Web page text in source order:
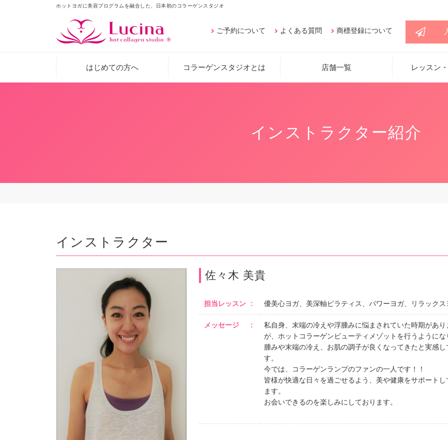
ホットヨガに美容プログラムを融合した、日本初のコラーゲンスタジオ
ご予約について よくある質問 商標登録について
はじめての方へ コラーゲンスタジオとは 店舗一覧 レッスン
インストラクター紹介
インストラクター
佐々木 美貴
担当レッスン 優美心ヨガ、美深軸ピラティス、パワーヨガ、リラックス
メッセージ
私自身、末端の冷えや浮腫みに悩まされていた時期があり
が、ホットコラーゲンビューティメゾットを行うようにな
腫みや末端の冷え、お肌の調子が良くなってきたと実感し
す。
今では、コラーゲンランプのファンの一人です！！
皆様が快適な日々を過ごせるよう、美や健康をサポートし
ます。
お会いできるのを楽しみにしております。